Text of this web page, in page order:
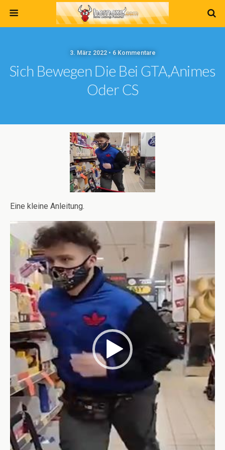
3. März 2022 • 6 Kommentare
Sich Bewegen Die Bei GTA,Animes
Oder CS
Eine kleine Anleitung.
Player